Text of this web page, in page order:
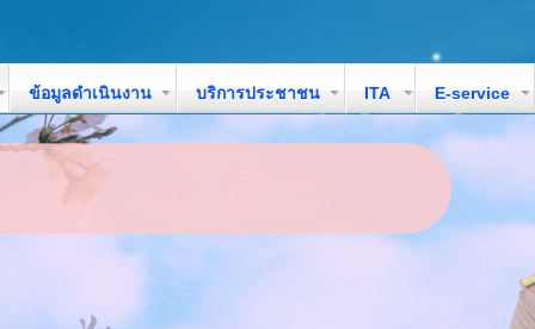
ข้อมูลดำเนินงาน บริการประชาชน ITA E-service